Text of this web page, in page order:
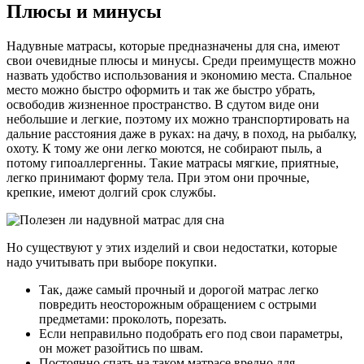
Плюсы и минусы
Надувные матрасы, которые предназначены для сна, имеют
свои очевидные плюсы и минусы. Среди преимуществ можно
назвать удобство использования и экономию места. Спальное
место можно быстро оформить и так же быстро убрать,
освободив жизненное пространство. В сдутом виде они
небольшие и легкие, поэтому их можно транспортировать на
дальние расстояния даже в руках: на дачу, в поход, на рыбалку,
охоту. К тому же они легко моются, не собирают пыль, а
потому гипоаллергенны. Такие матрасы мягкие, приятные,
легко принимают форму тела. При этом они прочные,
крепкие, имеют долгий срок службы.
Но существуют у этих изделий и свои недостатки, которые
надо учитывать при выборе покупки.
Так, даже самый прочный и дорогой матрас легко
повредить неосторожным обращением с острыми
предметами: проколоть, порезать.
Если неправильно подобрать его под свои параметры,
он может разойтись по швам.